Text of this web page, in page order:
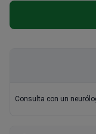
Madonnina cater to
deep clinical
specialist in a large
Consulta con un